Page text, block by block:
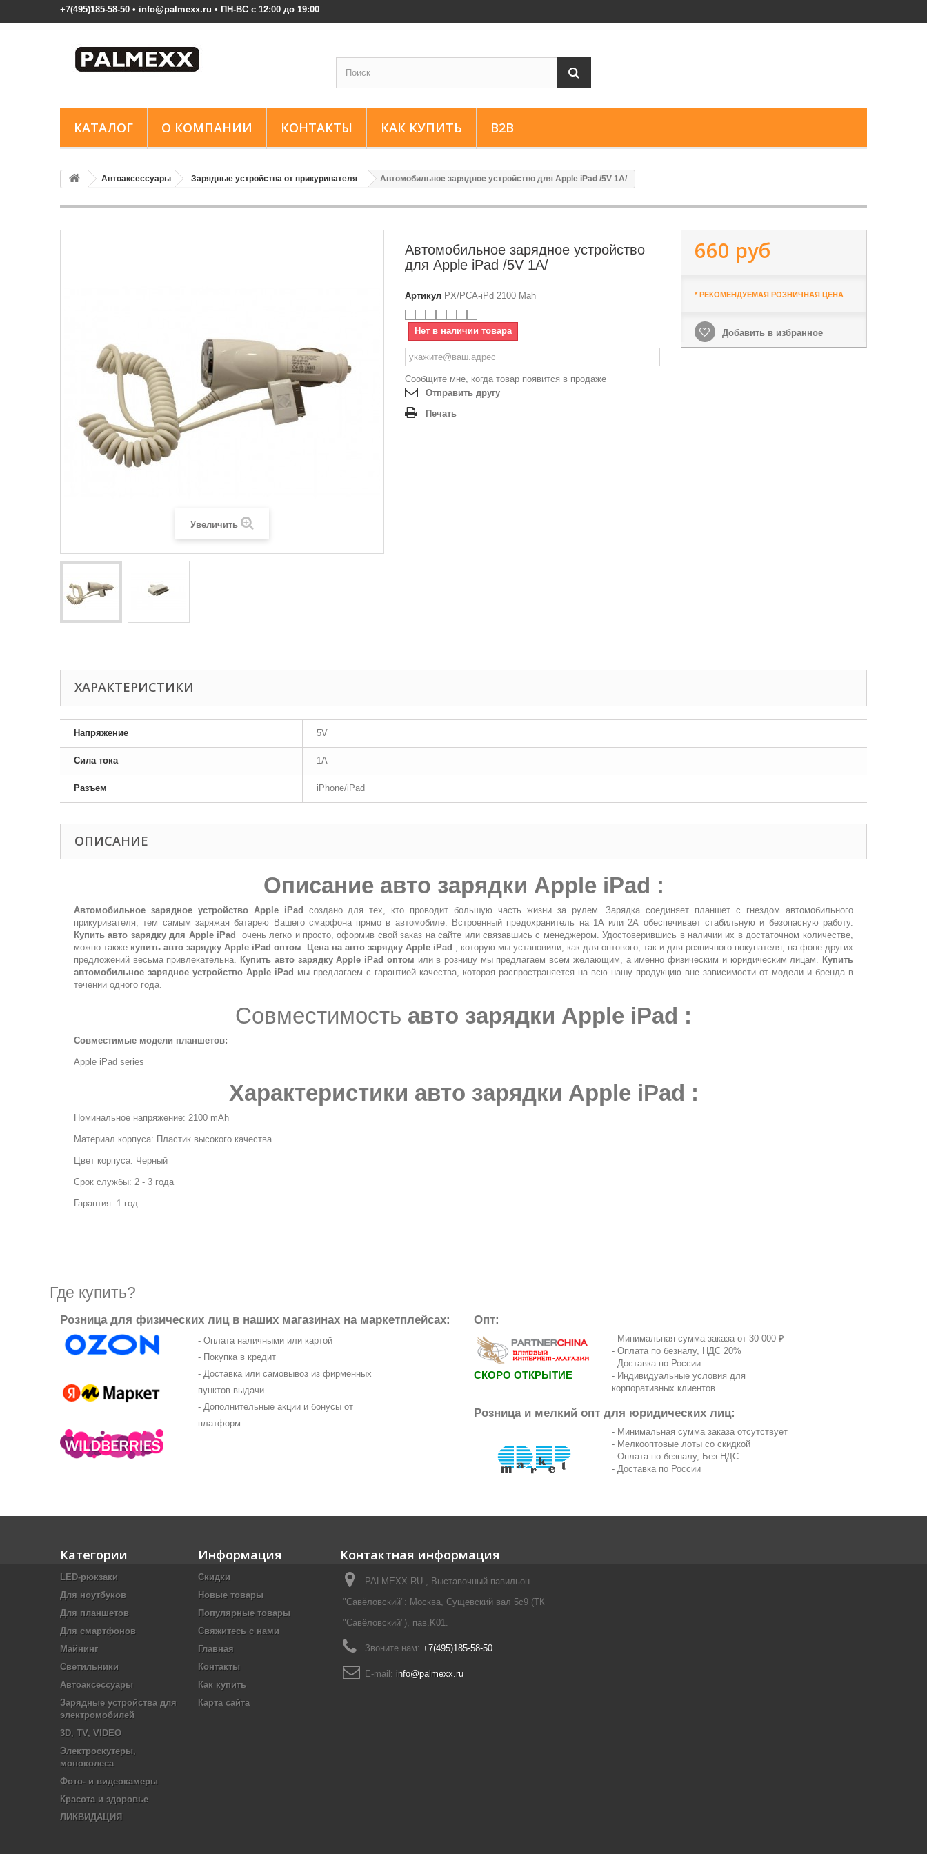
+7(495)185-58-50 • info@palmexx.ru • ПН-ВС с 12:00 до 19:00
КАТАЛОГ О КОМПАНИИ КОНТАКТЫ КАК КУПИТЬ B2B
Автоаксессуары Зарядные устройства от прикуривателя Автомобильное зарядное устройство для Apple iPad /5V 1A/
Увеличить
Автомобильное зарядное устройство
для Apple iPad /5V 1A/
Артикул PX/PCA-iPd 2100 Mah
Нет в наличии товара
Сообщите мне, когда товар появится в продаже
Отправить другу
Печать
660 руб
* РЕКОМЕНДУЕМАЯ РОЗНИЧНАЯ ЦЕНА
Добавить в избранное
ХАРАКТЕРИСТИКИ
Напряжение 5V
Сила тока 1A
Разъем iPhone/iPad
ОПИСАНИЕ
Описание авто зарядки Apple iPad :
Автомобильное зарядное устройство Apple iPad создано для тех, кто проводит большую часть жизни за рулем. Зарядка соединяет планшет с гнездом автомобильного
прикуривателя, тем самым заряжая батарею Вашего смарфона прямо в автомобиле. Встроенный предохранитель на 1А или 2А обеспечивает стабильную и безопасную работу.
Купить авто зарядку для Apple iPad
очень легко и просто, оформив свой заказ на сайте или связавшись с менеджером. Удостоверившись в наличии их в достаточном количестве,
можно также купить авто зарядку Apple iPad оптом. Цена на авто зарядку Apple iPad , которую мы установили, как для оптового, так и для розничного покупателя, на фоне других
предложений весьма привлекательна. Купить авто зарядку Apple iPad оптом или в розницу мы предлагаем всем желающим, а именно физическим и юридическим лицам. Купить
автомобильное зарядное устройство Apple iPad мы предлагаем с гарантией качества, которая распространяется на всю нашу продукцию вне зависимости от модели и бренда в
течении одного года.
Совместимость авто зарядки Apple iPad :
Совместимые модели планшетов:
Apple iPad series
Характеристики авто зарядки Apple iPad :
Номинальное напряжение: 2100 mAh
Материал корпуса: Пластик высокого качества
Цвет корпуса: Черный
Срок службы: 2 - 3 года
Гарантия: 1 год
Где купить?
Розница для физических лиц в наших магазинах на маркетплейсах:
- Оплата наличными или картой
- Покупка в кредит
- Доставка или самовывоз из фирменных
пунктов выдачи
- Дополнительные акции и бонусы от
платформ
Опт:
СКОРО ОТКРЫТИЕ
- Минимальная сумма заказа от 30 000 ₽
- Оплата по безналу, НДС 20%
- Доставка по России
- Индивидуальные условия для
корпоративных клиентов
Розница и мелкий опт для юридических лиц:
- Минимальная сумма заказа отсутствует
- Мелкооптовые лоты со скидкой
- Оплата по безналу, Без НДС
- Доставка по России
Категории
LED-рюкзаки
Для ноутбуков
Для планшетов
Для смартфонов
Майнинг
Светильники
Автоаксессуары
Зарядные устройства для
электромобилей
3D, TV, VIDEO
Электроскутеры,
моноколеса
Фото- и видеокамеры
Красота и здоровье
ЛИКВИДАЦИЯ
Информация
Скидки
Новые товары
Популярные товары
Свяжитесь с нами
Главная
Контакты
Как купить
Карта сайта
Контактная информация
PALMEXX.RU , Выставочный павильон
"Савёловский": Москва, Сущевский вал 5с9 (ТК
"Савёловский"), пав.K01.
Звоните нам: +7(495)185-58-50
E-mail: info@palmexx.ru